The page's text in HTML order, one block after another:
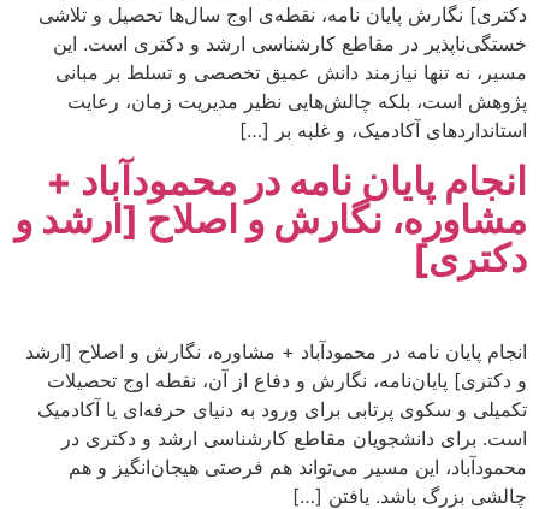
دکتری] نگارش پایان نامه، نقطه‌ی اوج سال‌ها تحصیل و تلاشی
خستگی‌ناپذیر در مقاطع کارشناسی ارشد و دکتری است. این
مسیر، نه تنها نیازمند دانش عمیق تخصصی و تسلط بر مبانی
پژوهش است، بلکه چالش‌هایی نظیر مدیریت زمان، رعایت
استانداردهای آکادمیک، و غلبه بر […]
انجام پایان نامه در محمودآباد +
مشاوره، نگارش و اصلاح [ارشد و
دکتری]
انجام پایان نامه در محمودآباد + مشاوره، نگارش و اصلاح [ارشد
و دکتری] پایان‌نامه، نگارش و دفاع از آن، نقطه اوج تحصیلات
تکمیلی و سکوی پرتابی برای ورود به دنیای حرفه‌ای یا آکادمیک
است. برای دانشجویان مقاطع کارشناسی ارشد و دکتری در
محمودآباد، این مسیر می‌تواند هم فرصتی هیجان‌انگیز و هم
چالشی بزرگ باشد. یافتن […]